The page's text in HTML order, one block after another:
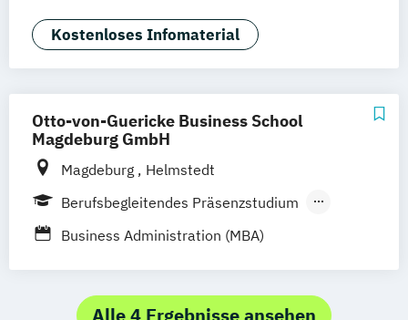
Frankfurt am Main Hamm
Global Business Administration
Master of Business Administration
Kostenloses Infomaterial
Otto-von-Guericke Business School
Magdeburg GmbH
Magdeburg
Helmstedt
Berufsbegleitendes Präsenzstudium
Fernstudium
Business Administration (MBA)
Alle 4 Ergebnisse ansehen